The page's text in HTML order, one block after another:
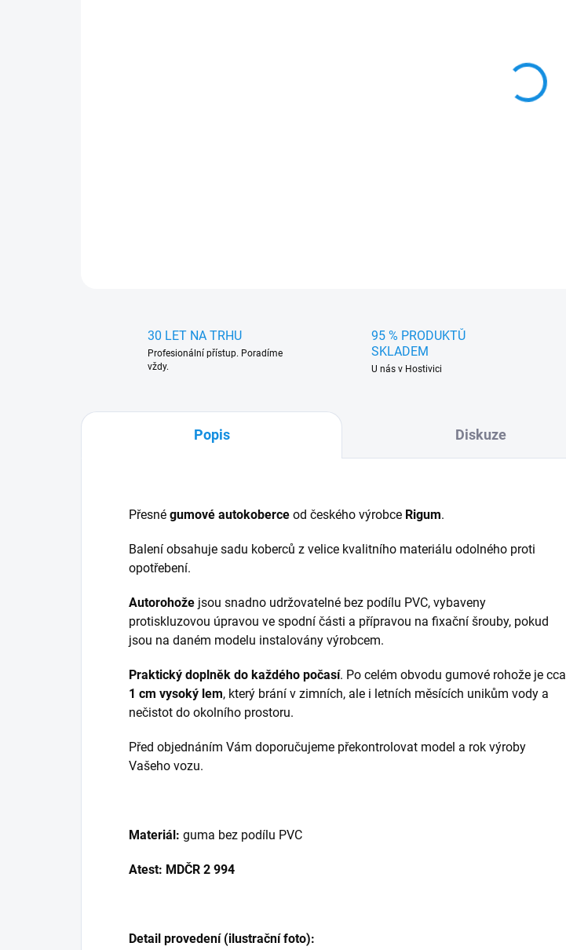
30 LET NA TRHU
Profesionální přístup. Poradíme
vždy.
95 % PRODUKTŮ
SKLADEM
U nás v Hostivici
Popis Diskuze
Přesné gumové autokoberce od českého výrobce Rigum.
Balení obsahuje sadu koberců z velice kvalitního materiálu odolného proti
opotřebení.
Autorohože jsou snadno udržovatelné bez podílu PVC, vybaveny
protiskluzovou úpravou ve spodní části a přípravou na fixační šrouby, pokud
jsou na daném modelu instalovány výrobcem.
Praktický doplněk do každého počasí. Po celém obvodu gumové rohože je cca
1 cm vysoký lem, který brání v zimních, ale i letních měsících unikům vody a
nečistot do okolního prostoru.
Před objednáním Vám doporučujeme překontrolovat model a rok výroby
Vašeho vozu.
Materiál: guma bez podílu PVC
Atest: MDČR 2 994
Detail provedení (ilustrační foto):